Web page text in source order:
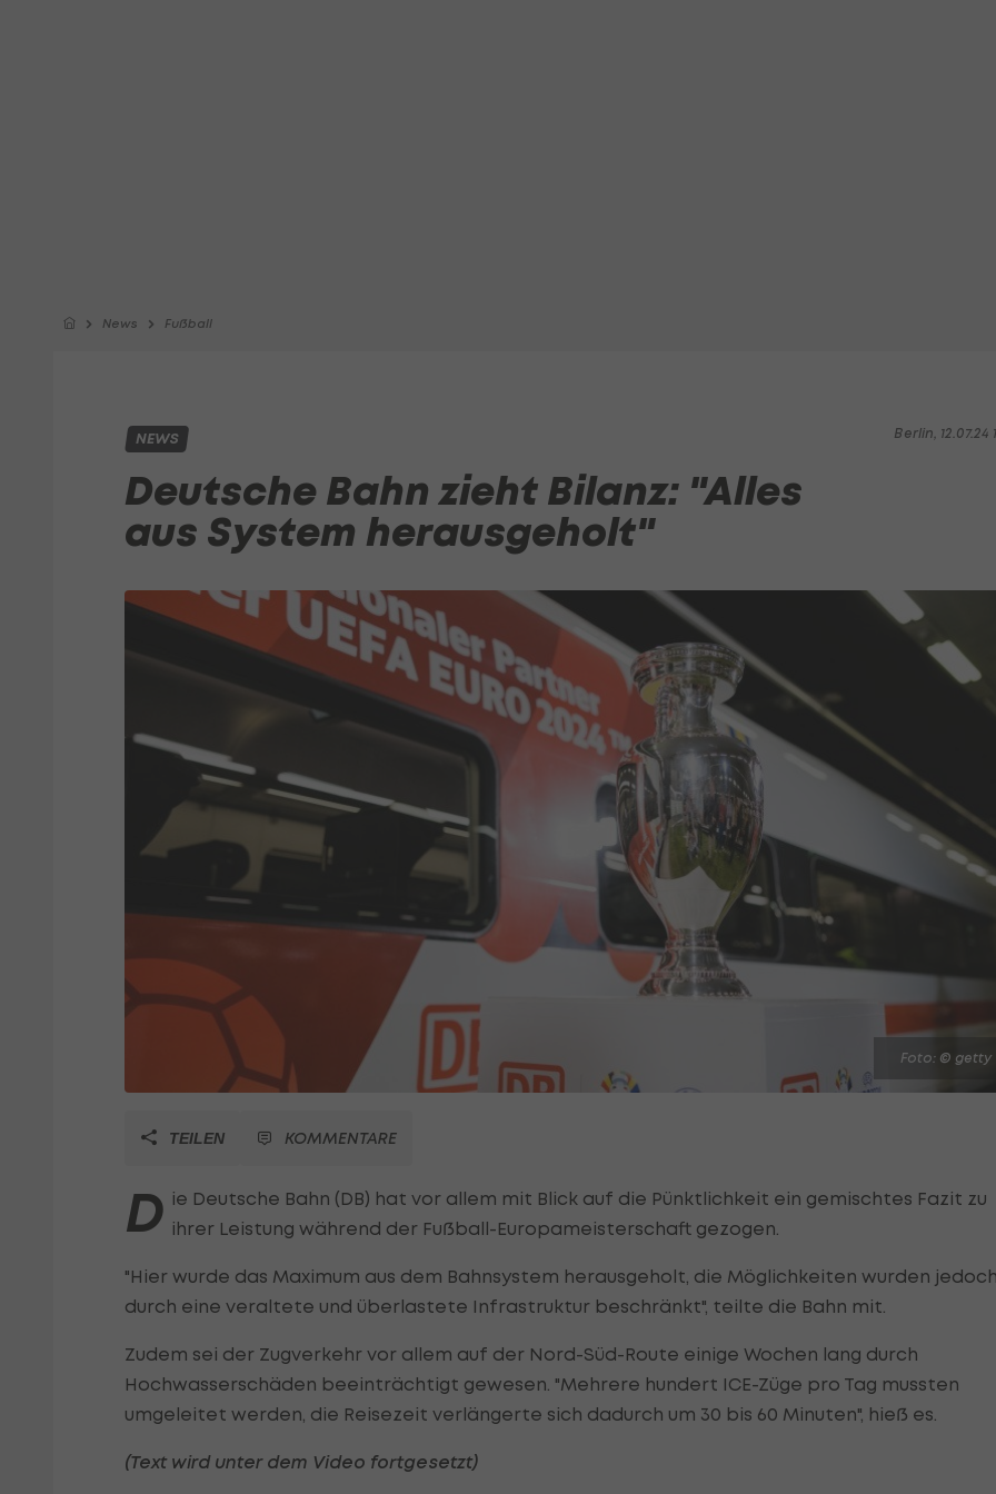
News Fußball
Berlin, 12.07.24
NEWS
Deutsche Bahn zieht Bilanz: "Alles
aus System herausgeholt"
Foto: © getty
TEILEN KOMMENTARE
D ie Deutsche Bahn (DB) hat vor allem mit Blick auf die Pünktlichkeit ein gemischtes Fazit zu
ihrer Leistung während der Fußball-Europameisterschaft gezogen.
"Hier wurde das Maximum aus dem Bahnsystem herausgeholt, die Möglichkeiten wurden
durch eine veraltete und überlastete Infrastruktur beschränkt", teilte die Bahn mit.
Zudem sei der Zugverkehr vor allem auf der Nord-Süd-Route einige Wochen lang durch
Hochwasserschäden beeinträchtigt gewesen. "Mehrere hundert ICE-Züge pro Tag mussten
umgeleitet werden, die Reisezeit verlängerte sich dadurch um 30 bis 60 Minuten", hieß es.
(Text wird unter dem Video fortgesetzt)